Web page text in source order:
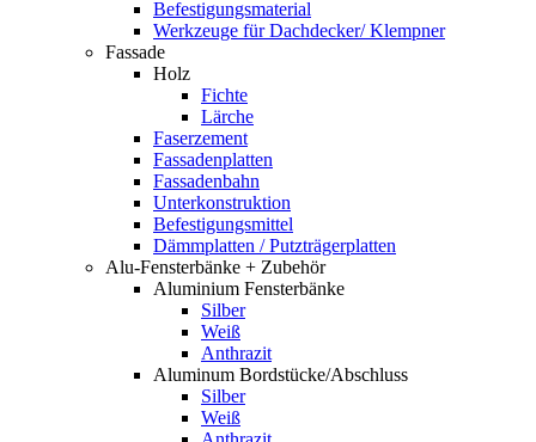
Befestigungsmaterial
Werkzeuge für Dachdecker/ Klempner
Fassade
Holz
Fichte
Lärche
Faserzement
Fassadenplatten
Fassadenbahn
Unterkonstruktion
Befestigungsmittel
Dämmplatten / Putzträgerplatten
Alu-Fensterbänke + Zubehör
Aluminium Fensterbänke
Silber
Weiß
Anthrazit
Aluminum Bordstücke/Abschluss
Silber
Weiß